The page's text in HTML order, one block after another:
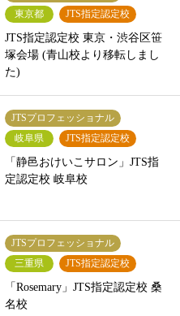
東京都
JTS指定認定校
JTS指定認定校 東京・渋谷区笹
塚会場 (青山校より移転しまし
た)
JTSプロフェッショナル
岐阜県
JTS指定認定校
「静邑おけいこサロン」JTS指
定認定校 岐阜校
JTSプロフェッショナル
三重県
JTS指定認定校
「Rosemary」JTS指定認定校 桑
名校